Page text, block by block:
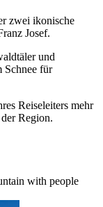
zwei ikonische
Josef.
und
Schnee für
Reiseleiters mehr
Region.
with people